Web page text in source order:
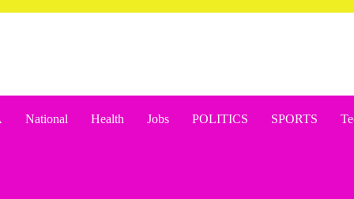
National Health Jobs POLITICS SPORTS